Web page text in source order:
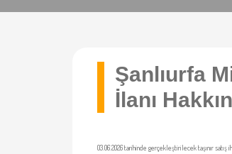
Şanlıurfa
İlanı
03.06.2026 tarihinde gerçekleştirilecek taşınır satış